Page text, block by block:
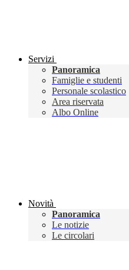
Servizi
Panoramica
Famiglie e studenti
Personale scolastico
Area riservata
Albo Online
Novità
Panoramica
Le notizie
Le circolari